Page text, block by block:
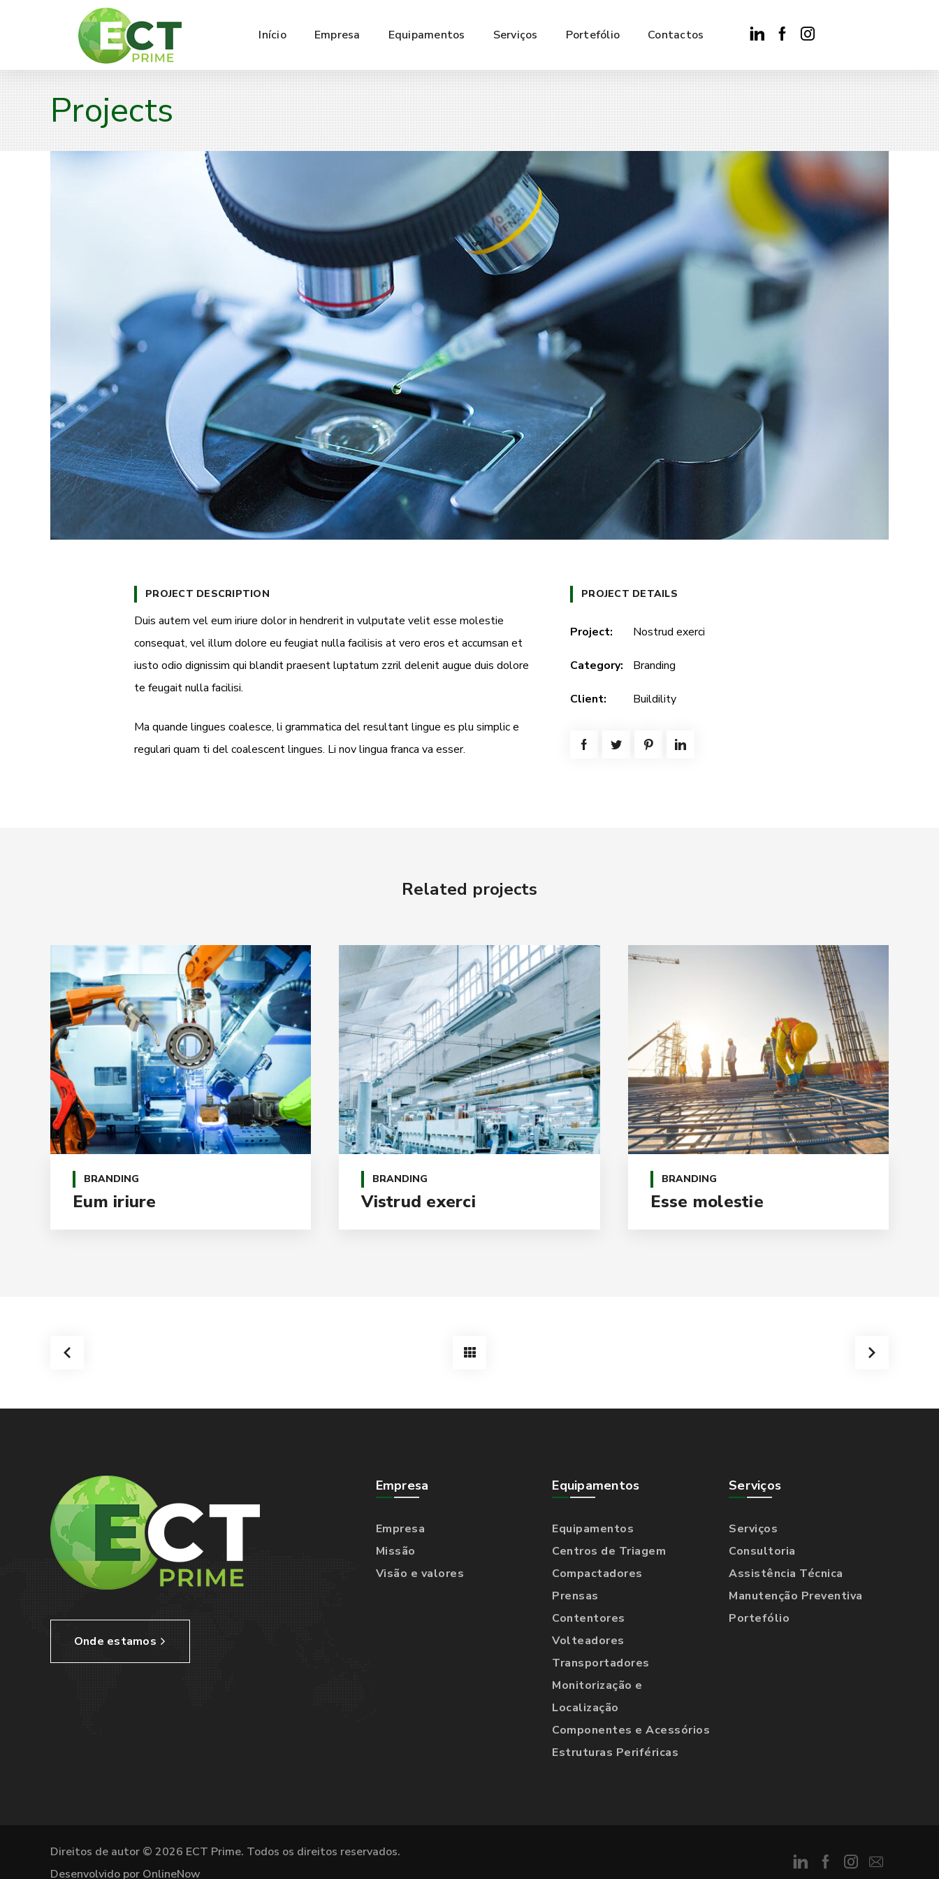
Início Empresa Equipamentos Serviços Portefólio Contactos
Projects
PROJECT DESCRIPTION
Duis autem vel eum iriure dolor in hendrerit in vulputate velit esse molestie
consequat, vel illum dolore eu feugiat nulla facilisis at vero eros et accumsan et
iusto odio dignissim qui blandit praesent luptatum zzril delenit augue duis dolore
te feugait nulla facilisi.
Ma quande lingues coalesce, li grammatica del resultant lingue es plu simplic e
regulari quam ti del coalescent lingues. Li nov lingua franca va esser.
PROJECT DETAILS
Project: Nostrud exerci
Category: Branding
Client: Buildility
Related projects
BRANDING
Eum iriure
BRANDING
Vistrud exerci
BRANDING
Esse molestie
Onde estamos
Empresa
Empresa
Missão
Visão e valores
Equipamentos
Equipamentos
Centros de Triagem
Compactadores
Prensas
Contentores
Volteadores
Transportadores
Monitorização e
Localização
Componentes e Acessórios
Estruturas Periféricas
Serviços
Serviços
Consultoria
Assistência Técnica
Manutenção Preventiva
Portefólio
Direitos de autor © 2026 ECT Prime. Todos os direitos reservados.
Desenvolvido por OnlineNow